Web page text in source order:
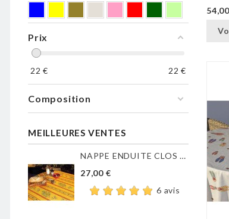
Prix
22 € 22 €
Composition
MEILLEURES VENTES
NAPPE ENDUITE CLOS DES...
27,00 €
6 avis